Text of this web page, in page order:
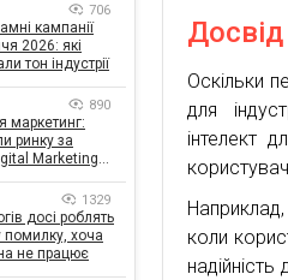
Досвід
Оскільки
для
інтелект
коли
706
кампанії
2026: які
тон індустрії
890
маркетинг:
ринку за
Marketing
1329
досі роблять
помилку, хоча
не працює